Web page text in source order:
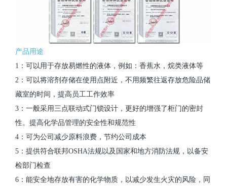
产品用途
1：可以用于存放易燃性的液体，例如：香蕉水，烷类液体等
2：可以将溶剂存储在使用点附近，不用频繁往返存放危险品储
藏室的时间，提高员工工作效率
3：一般采用三点联动式门锁设计，更好的增强了柜门的密封
性。提高化学品管理的安全性和规范性
4：可为公司减少原料浪费，节约公司成本
5：提供符合联邦OSHA法规以及国家和地方消防法规，以备安
检部门检查
6：能安全地存放有害的化学物质，以减少发生火灾的风险，同